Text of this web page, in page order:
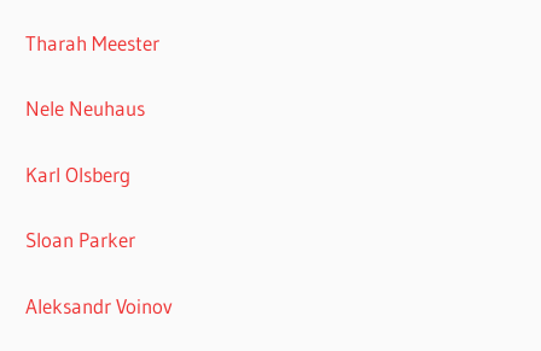
Tharah Meester
Nele Neuhaus
Karl Olsberg
Sloan Parker
Aleksandr Voinov